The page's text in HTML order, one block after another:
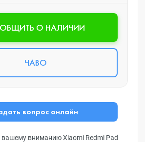
О НАЛИЧИИ
ЧАВО
вопрос онлайн
вниманию Xiaomi Redmi Pad